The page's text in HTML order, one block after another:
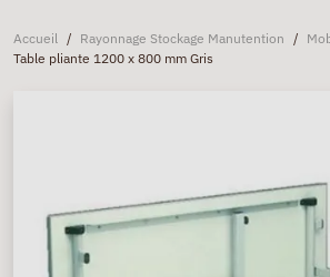
Accueil / Rayonnage Stockage Manutention /
Table pliante 1200 x 800 mm Gris